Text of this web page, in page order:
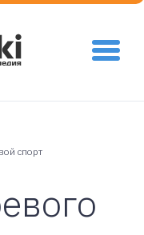
спорт